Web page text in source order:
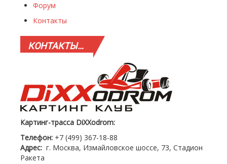
Форум
Контакты
КОНТАКТЫ…
Картинг-трасса DiXXodrom:
Телефон: +7 (499) 367-18-88
Адрес: г. Москва, Измайловское шоссе, 73, Стадион
Ракета